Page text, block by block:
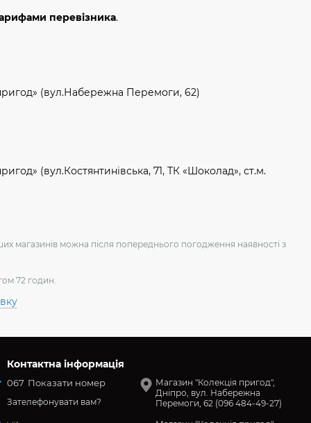
перевізника.
(вул.Набережна Перемоги, 62)
(вул.Костянтинівська, 71, ТК «Шоколад», ст.м.
магазинів можна після попереднього погодження наявності з
72 годин.
Контактна інформація
067 Показати номер
Зателефонувати вам?
Магазин "Колекція пригод",
Дніпро, вул. Набережна
Перемоги, 62 (096 484-49-27)